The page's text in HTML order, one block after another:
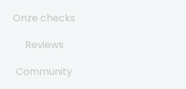
Onze checks
Reviews
Community